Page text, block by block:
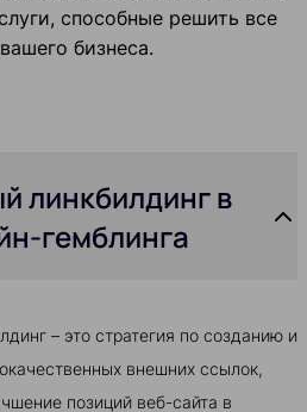
способные решить все
бизнеса.
линкбилдинг в
гемблинга
– это стратегия по созданию и
внешних ссылок,
позиций веб-сайта в